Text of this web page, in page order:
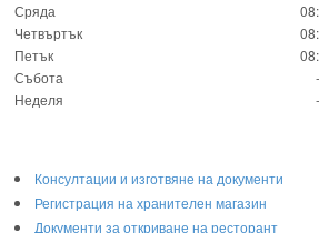
Сряда
Четвъртък
Петък
Събота
-
Неделя
-
Консултации и изготвяне на документи
Регистрация на хранителен магазин
Документи за откриване на ресторант